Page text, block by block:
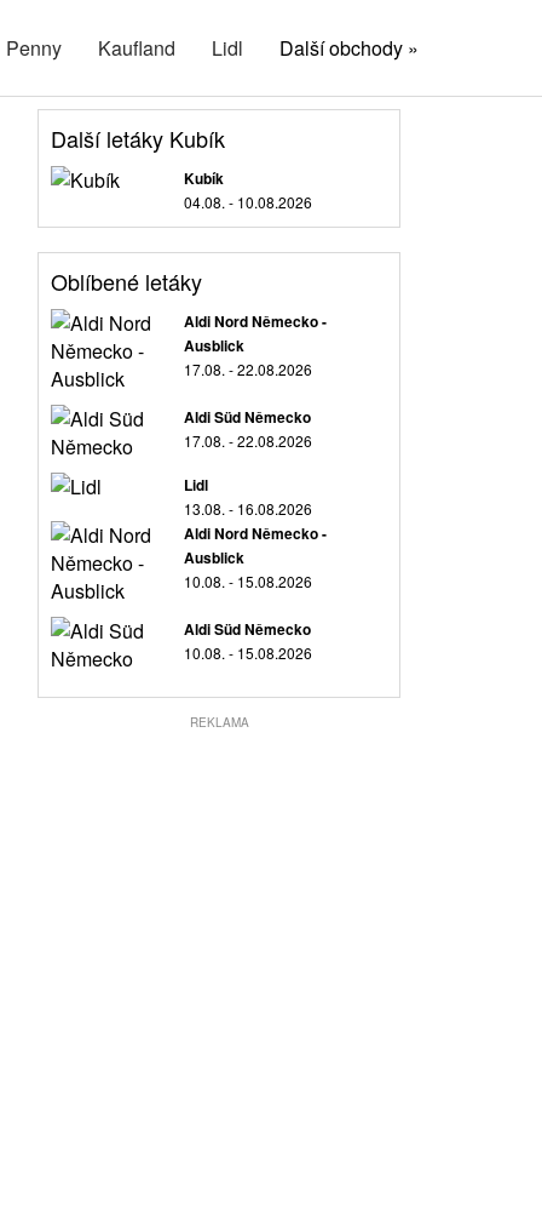
Penny Kaufland Lidl Další obchody »
Další letáky Kubík
Kubík
04.08. - 10.08.2026
Oblíbené letáky
Aldi Nord Německo -
Ausblick
17.08. - 22.08.2026
Aldi Süd Německo
17.08. - 22.08.2026
Lidl
13.08. - 16.08.2026
Aldi Nord Německo -
Ausblick
10.08. - 15.08.2026
Aldi Süd Německo
10.08. - 15.08.2026
REKLAMA